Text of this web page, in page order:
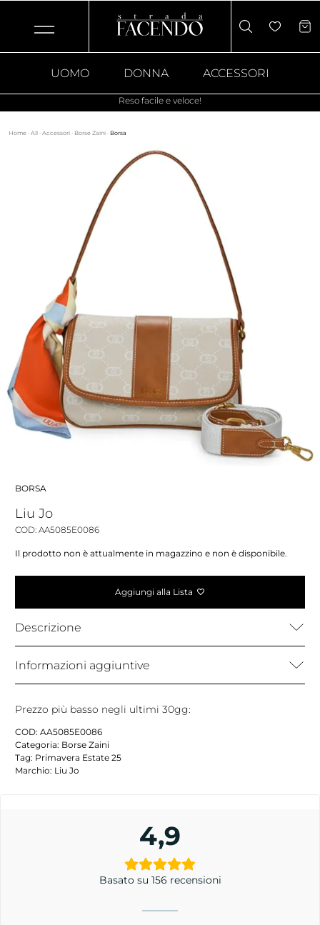
UOMO DONNA ACCESSORI
Reso facile e veloce!
Home · All · Accessori · Borse Zaini · Borsa
BORSA
Liu Jo
COD: AA5085E0086
Il prodotto non è attualmente in magazzino e non è disponibile.
Aggiungi alla Lista
Descrizione
Informazioni aggiuntive
Prezzo più basso negli ultimi 30gg:
COD: AA5085E0086
Categoria: Borse Zaini
Tag: Primavera Estate 25
Marchio: Liu Jo
4,9
Basato su 156 recensioni